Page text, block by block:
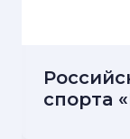
спорта